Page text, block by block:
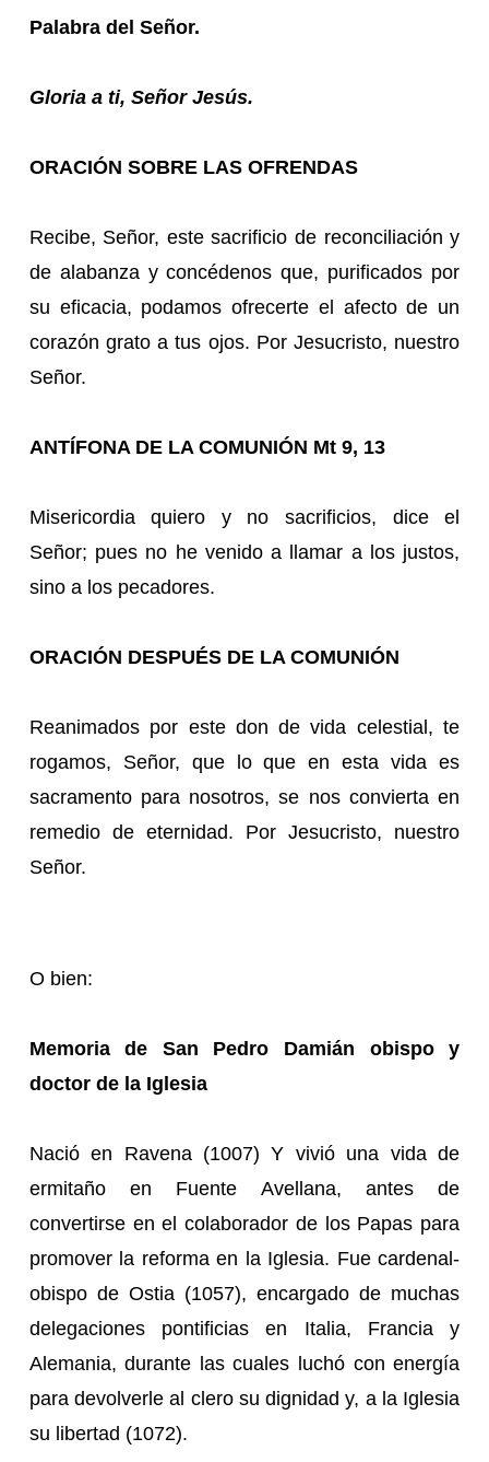
Palabra del Señor.
Gloria a ti, Señor Jesús.
ORACIÓN SOBRE LAS OFRENDAS
Recibe, Señor, este sacrificio de reconciliación y
de alabanza y concédenos que, purificados por
su eficacia, podamos ofrecerte el afecto de un
corazón grato a tus ojos. Por Jesucristo, nuestro
Señor.
ANTÍFONA DE LA COMUNIÓN Mt 9, 13
Misericordia quiero y no sacrificios, dice el
Señor; pues no he venido a llamar a los justos,
sino a los pecadores.
ORACIÓN DESPUÉS DE LA COMUNIÓN
Reanimados por este don de vida celestial, te
rogamos, Señor, que lo que en esta vida es
sacramento para nosotros, se nos convierta en
remedio de eternidad. Por Jesucristo, nuestro
Señor.
O bien:
Memoria de San Pedro Damián obispo y
doctor de la Iglesia
Nació en Ravena (1007) Y vivió una vida de
ermitaño en Fuente Avellana, antes de
convertirse en el colaborador de los Papas para
promover la reforma en la Iglesia. Fue cardenal-
obispo de Ostia (1057), encargado de muchas
delegaciones pontificias en Italia, Francia y
Alemania, durante las cuales luchó con energía
para devolverle al clero su dignidad y, a la Iglesia
su libertad (1072).